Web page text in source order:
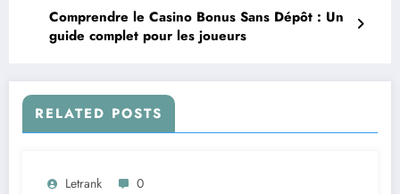
Comprendre le Casino Bonus Sans Dépôt : Un
guide complet pour les joueurs
RELATED POSTS
Letrank 0